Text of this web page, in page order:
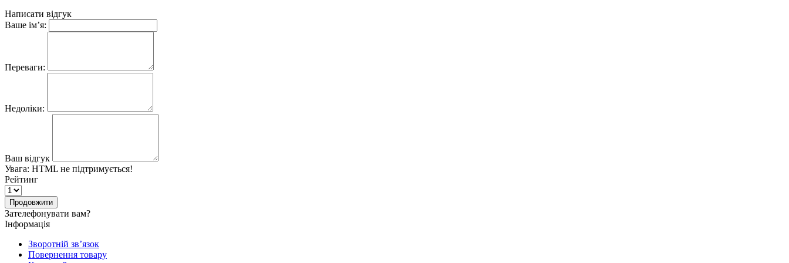
Написати відгук
Ваше ім’я:
Переваги:
Недоліки:
Ваш відгук
Увага: HTML не підтримується!
Рейтинг
Продовжити
Зателефонувати вам?
Інформація
Зворотній зв’язок
Повернення товару